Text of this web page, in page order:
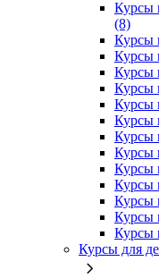
Курсы
(8)
Курсы
Курсы
Курсы
Курсы
Курсы
Курсы
Курсы
Курсы
Курсы
Курсы
Курсы
Курсы
Курсы
Курсы для